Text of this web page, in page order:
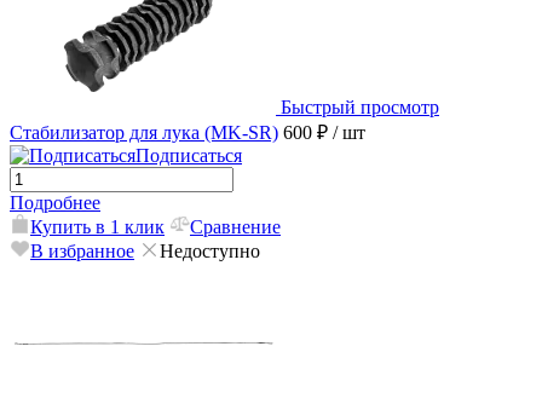
Быстрый просмотр
Стабилизатор для лука (MK-SR) 600 ₽ / шт
Подписаться
Подробнее
Купить в 1 клик
Сравнение
В избранное
Недоступно